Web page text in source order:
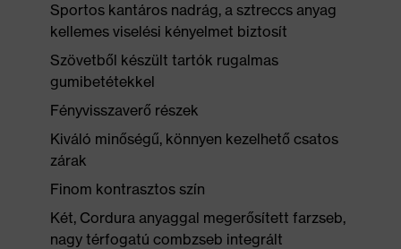
Sportos kantáros nadrág, a sztreccs anyag
kellemes viselési kényelmet biztosít
Szövetből készült tartók rugalmas
gumibetétekkel
Fényvisszaverő részek
Kiváló minőségű, könnyen kezelhető csatos
zárak
Finom kontrasztos szín
Két, Cordura anyaggal megerősített farzseb,
nagy térfogatú combzseb integrált